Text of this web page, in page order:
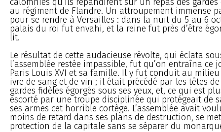
au régiment de Flandre. Un attroupement immense
pour se rendre à Versailles : dans la nuit du 5 au 6
palais du roi fut envahi, et la reine fut près d’être
lit.
Le résultat de cette audacieuse révolte, qui éclata
l’assemblée restée impassible, fut qu’on entraîna ce
Paris Louis XVI et sa famille. Il y fut conduit au milieu
ivre de sang et de vin ; il était précédé par les têtes
gardes fidèles égorgés sous ses yeux, et, ce qui est
escorté par une troupe disciplinée qui protégeait de
ses armes cet horrible cortège. L’assemblée avait
moins de retard dans ses plans de destruction, se
protection de la capitale sans se séparer du